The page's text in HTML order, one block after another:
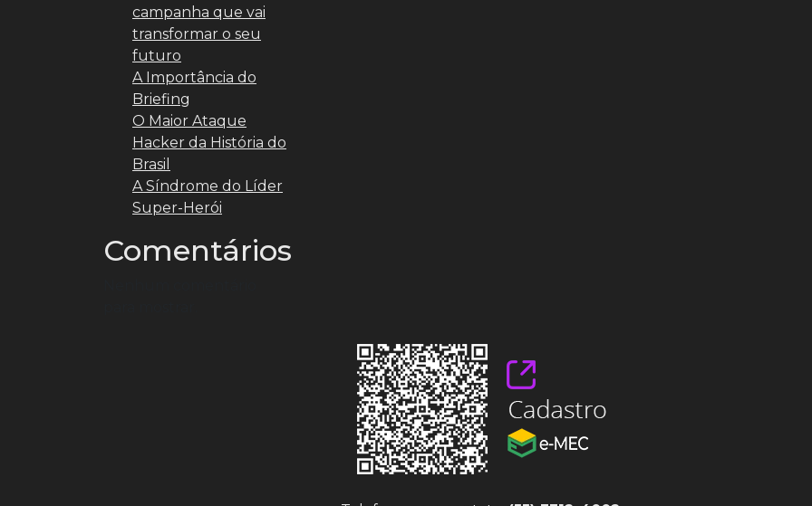
campanha que vai
transformar o seu
futuro
A Importância do
Briefing
O Maior Ataque
Hacker da História do
Brasil
A Síndrome do Líder
Super-Herói
Comentários